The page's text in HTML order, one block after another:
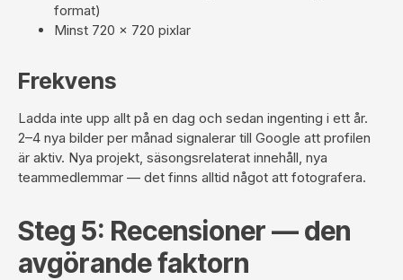
format)
Minst 720 × 720 pixlar
Frekvens
Ladda inte upp allt på en dag och sedan ingenting i ett år.
2–4 nya bilder per månad signalerar till Google att profilen
är aktiv. Nya projekt, säsongsrelaterat innehåll, nya
teammedlemmar — det finns alltid något att fotografera.
Steg 5: Recensioner — den
avgörande faktorn